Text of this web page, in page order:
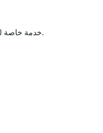
Africa-Tour-Visa خدمة خاصة للمساعدة في طلبات التأشيرة ودعم وثائق السفر. تبقى القرارات النهائية لدى الجهات الحكومية أو السفارات أو القنصليات أو شركات الطيران أو سلطات الحدود.